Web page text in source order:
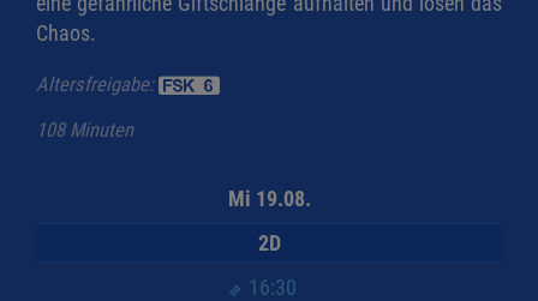
Chaos.
Altersfreigabe:
108 Minuten
Mi 19.08.
2D
16:30